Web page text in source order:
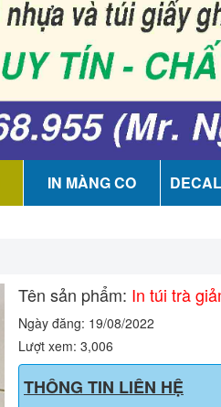
IN MÀNG CO
Tên sản phẩm: In túi trà
Ngày đăng: 19/08/2022
Lượt xem: 3,006
THÔNG TIN LIÊN HỆ